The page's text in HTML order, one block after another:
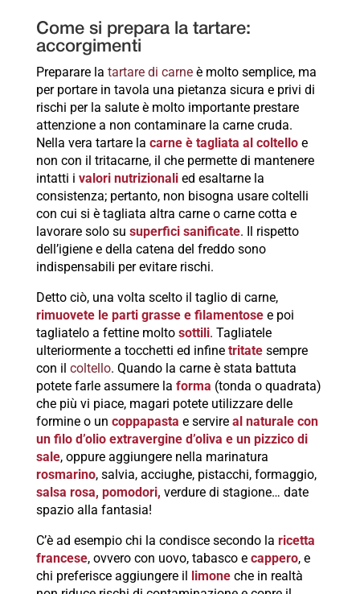
Come si prepara la tartare:
accorgimenti
Preparare la tartare di carneè molto semplice, ma
per portare in tavola una pietanza sicura e privi di
rischi per la salute è molto importante prestare
attenzione a non contaminare la carne cruda.
Nella vera tartare la carne è tagliata al coltello e
non con il tritacarne, il che permette di mantenere
intatti i valori nutrizionali ed esaltarne la
consistenza; pertanto, non bisogna usare coltelli
con cui si è tagliata altra carne o carne cotta e
lavorare solo su superfici sanificate. Il rispetto
dell’igiene e della catena del freddo sono
indispensabili per evitare rischi.
Detto ciò, una volta scelto il taglio di carne,
rimuovete le parti grasse e filamentosee poi
tagliatelo a fettine molto sottili. Tagliatele
ulteriormente a tocchetti ed infine tritatesempre
con il coltello. Quando la carne è stata battuta
potete farle assumere la forma (tonda o quadrata)
che più vi piace, magari potete utilizzare delle
formine o un coppapasta e servire al naturale con
un filo d’olio extravergine d’oliva e un pizzico di
sale, oppure aggiungere nella marinatura
rosmarino, salvia, acciughe, pistacchi, formaggio,
salsa rosa, pomodori, verdure di stagione… date
spazio alla fantasia!
C’è ad esempio chi la condisce secondo la ricetta
francese, ovvero con uovo, tabasco e cappero, e
chi preferisce aggiungere il
limoneche in realtà